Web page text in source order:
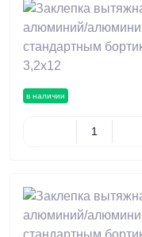
в наличии